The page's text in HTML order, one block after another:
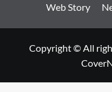
Web Story
Copyright © All